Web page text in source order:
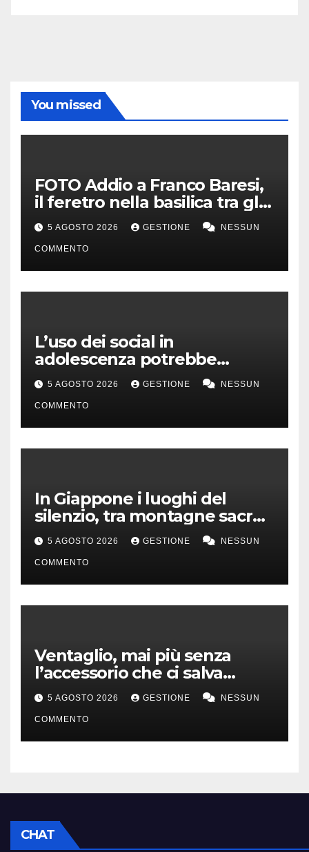
You missed
FOTO Addio a Franco Baresi,
il feretro nella basilica tra gli
applausi e il coro “c’è solo un
capitano”
5 AGOSTO 2026 GESTIONE NESSUN
COMMENTO
L’uso dei social in
adolescenza potrebbe
incidere sui voti a scuola
5 AGOSTO 2026 GESTIONE NESSUN
COMMENTO
In Giappone i luoghi del
silenzio, tra montagne sacre
e isole incontaminate
5 AGOSTO 2026 GESTIONE NESSUN
COMMENTO
Ventaglio, mai più senza
l’accessorio che ci salva
dall’afa
5 AGOSTO 2026 GESTIONE NESSUN
COMMENTO
CHAT